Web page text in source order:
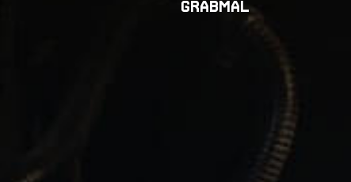
GRABMAL